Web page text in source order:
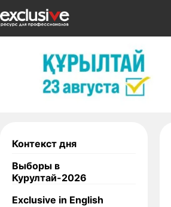
Контекст дня
Выборы в
Курултай-2026
Exclusive in English